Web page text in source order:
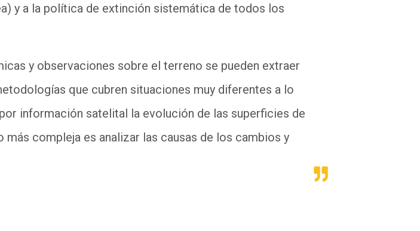
y a la política de extinción sistemática de todos los
y observaciones sobre el terreno se pueden extraer
que cubren situaciones muy diferentes a lo
información satelital la evolución de las superficies de
compleja es analizar las causas de los cambios y